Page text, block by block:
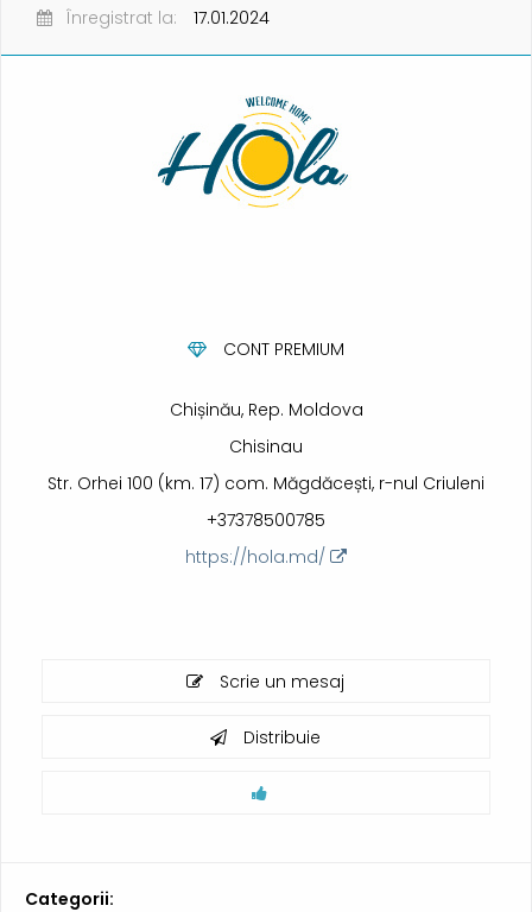
Înregistrat la: 17.01.2024
CONT PREMIUM
Chișinău, Rep. Moldova
Chisinau
Str. Orhei 100 (km. 17) com. Măgdăcești, r-nul Criuleni
+37378500785
https://hola.md/
Scrie un mesaj
Distribuie
Categorii: